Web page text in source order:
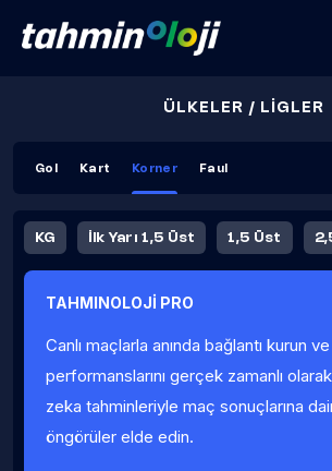
ÜLKELER / LİGLER
Gol Kart Korner Faul
KG İlk Yarı 1,5 Üst 1,5 Üst
Fauller Ortalama
TAHMINOLOJİ PRO
Canlı maçlarla anında bağlantı kurun ve
performanslarını gerçek zamanlı
zeka tahminleriyle maç sonuçlarına
öngörüler elde edin.